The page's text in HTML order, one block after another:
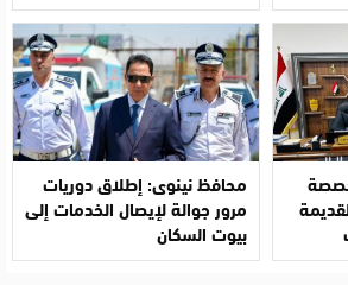
محافظ نينوى: إطلاق دوريات
مرور جوالة لإيصال الخدمات إلى
بيوت السكان